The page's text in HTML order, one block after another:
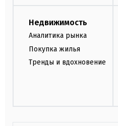
Недвижимость
Аналитика рынка
Покупка жилья
Тренды и вдохновение